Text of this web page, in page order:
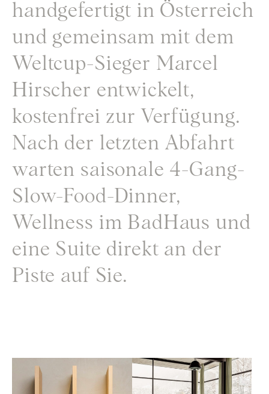
handgefertigt in Österreich
und gemeinsam mit dem
Weltcup-Sieger Marcel
Hirscher entwickelt,
kostenfrei zur Verfügung.
Nach der letzten Abfahrt
warten saisonale 4-Gang-
Slow-Food-Dinner,
Wellness im BadHaus und
eine Suite direkt an der
Piste auf Sie.